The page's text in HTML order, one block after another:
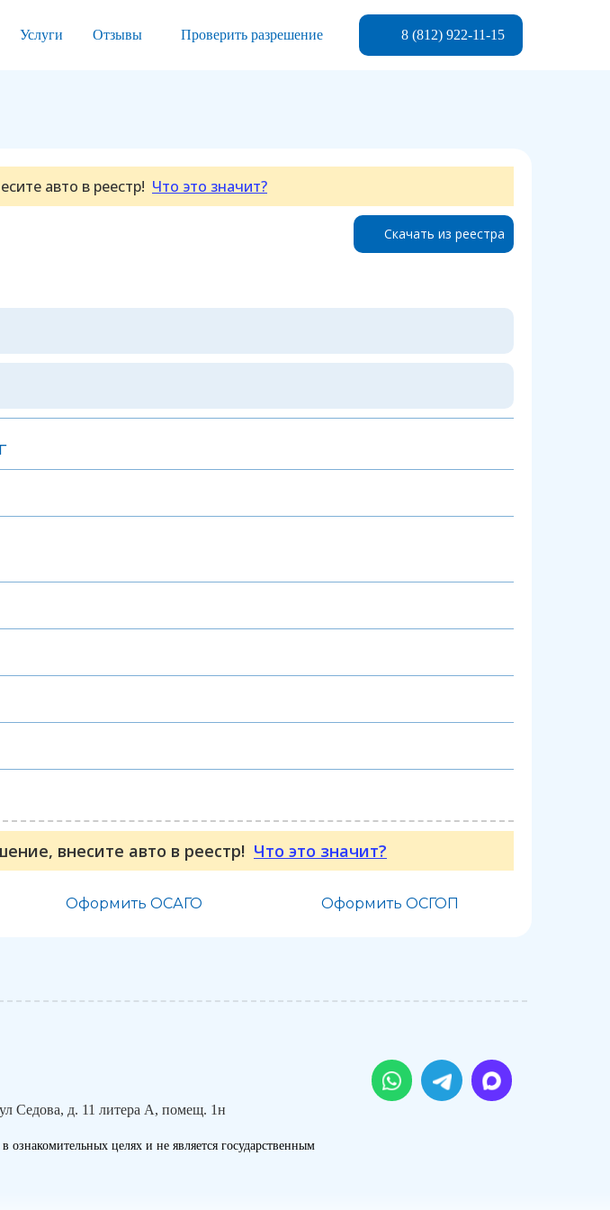
Услуги Отзывы Проверить разрешение 8 (812) 922-11-15
авто в реестр! Что это значит?
Скачать из реестра
внесите авто в реестр! Что это значит?
Оформить ОСАГО Оформить ОСГОП
Седова, д. 11 литера А, помещ. 1н
целях и не является государственным